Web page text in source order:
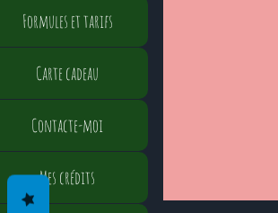
Formules et tarifs
Carte cadeau
Contacte-moi
Mes crédits